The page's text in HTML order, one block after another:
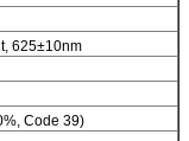
625±10nm
Code 39)